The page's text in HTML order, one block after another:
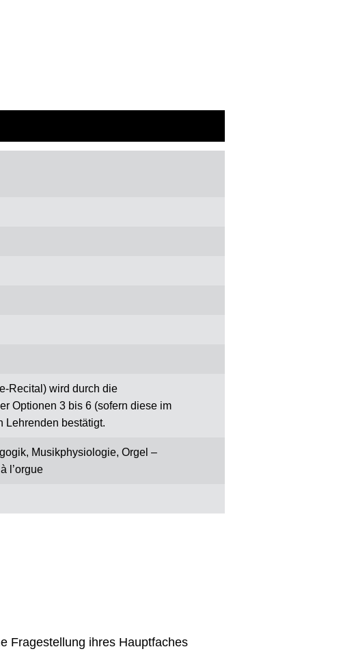
Recital) wird durch die
Optionen 3 bis 6 (sofern diese im
Lehrenden bestätigt.
Musikphysiologie, Orgel –
l’orgue
Fragestellung ihres Hauptfaches